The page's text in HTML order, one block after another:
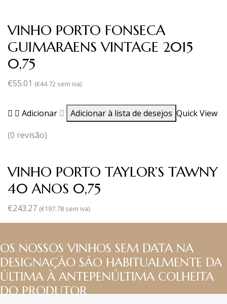
VINHO PORTO FONSECA
GUIMARAENS VINTAGE 2015
0,75
€55.01 (€44.72 sem iva)
Adicionar Adicionar à lista de desejos Quick View
(0 revisão)
VINHO PORTO TAYLOR’S TAWNY
40 ANOS 0,75
€243.27 (€197.78 sem iva)
OS NOSSOS VINHOS SEM DATA NA
DESIGNAÇÃO SÃO HABITUALMENTE DA
ÚLTIMA À ANTEPENÚLTIMA COLHEITA
DO PRODUTOR